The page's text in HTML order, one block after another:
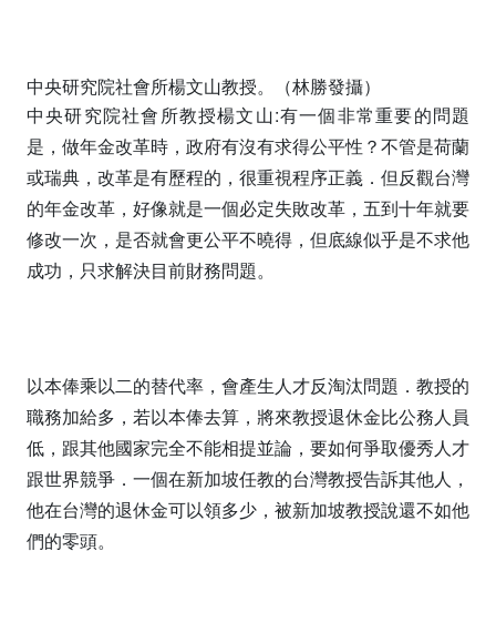
中央研究院社會所楊文山教授。（林勝發攝）
中央研究院社會所教授楊文山:有一個非常重要的問題
是，做年金改革時，政府有沒有求得公平性？不管是荷蘭
或瑞典，改革是有歷程的，很重視程序正義．但反觀台灣
的年金改革，好像就是一個必定失敗改革，五到十年就要
修改一次，是否就會更公平不曉得，但底線似乎是不求他
成功，只求解決目前財務問題。
以本俸乘以二的替代率，會產生人才反淘汰問題．教授的
職務加給多，若以本俸去算，將來教授退休金比公務人員
低，跟其他國家完全不能相提並論，要如何爭取優秀人才
跟世界競爭．一個在新加坡任教的台灣教授告訴其他人，
他在台灣的退休金可以領多少，被新加坡教授說還不如他
們的零頭。